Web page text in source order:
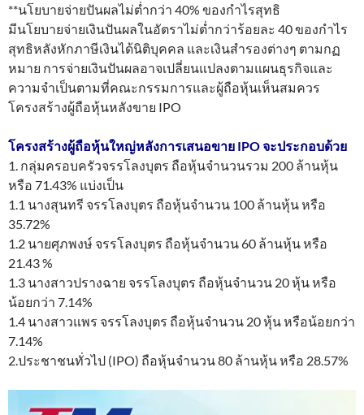
**นโยบายจ่ายปันผลไม่ต่ำกว่า 40% ของกำไรสุทธิ
มีนโยบายจ่ายเงินปันผลในอัตราไม่ต่ำกว่าร้อยละ 40 ของกำไร
สุทธิหลังหักภาษีเงินได้นิติบุคคล และเงินสำรองต่างๆ ตามกฏ
หมาย การจ่ายเงินปันผลอาจเปลี่ยนแปลงตามแผนธุรกิจและ
ความจำเป็นตามที่คณะกรรมการและผู้ถือหุ้นเห็นสมควร
โครงสร้างผู้ถือหุ้นหลังขาย IPO
โครงสร้างผู้ถือหุ้นใหญ่หลังการเสนอขาย IPO จะประกอบด้วย
1. กลุ่มครอบครัวจรรโลงบุตร ถือหุ้นจำนวนรวม 200 ล้านหุ้น
หรือ 71.43% แบ่งเป็น
1.1 นางสุนทรี จรรโลงบุตร ถือหุ้นจำนวน 100 ล้านหุ้น หรือ
35.72%
1.2 นายศุภพงษ์ จรรโลงบุตร ถือหุ้นจำนวน 60 ล้านหุ้น หรือ
21.43 %
1.3 นางสาวปรางฉาย จรรโลงบุตร ถือหุ้นจำนวน 20 หุ้น หรือ
น้อยกว่า 7.14%
1.4 นางสาวแพร จรรโลงบุตร ถือหุ้นจำนวน 20 หุ้น หรือน้อยกว่า
7.14%
2.ประชาชนทั่วไป (IPO) ถือหุ้นจำนวน 80 ล้านหุ้น หรือ 28.57%